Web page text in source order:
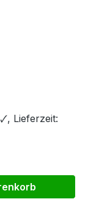
Lieferzeit: